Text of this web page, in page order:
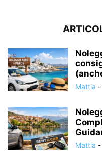
Mattia -
Mattia -